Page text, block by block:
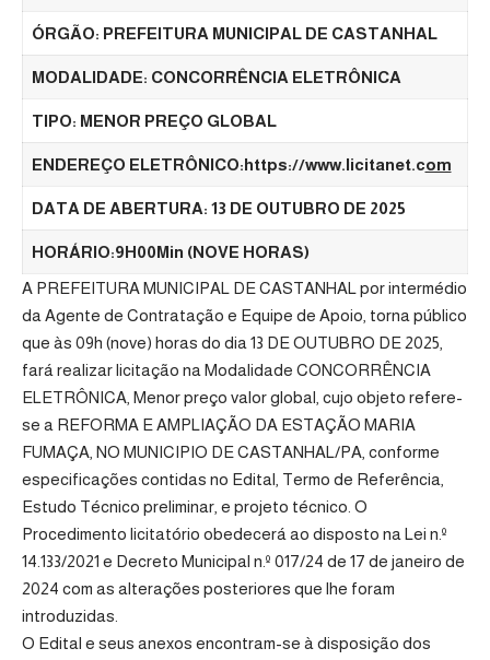
ÓRGÃO: PREFEITURA MUNICIPAL DE CASTANHAL
MODALIDADE: CONCORRÊNCIA ELETRÔNICA
TIPO: MENOR PREÇO GLOBAL
ENDEREÇO ELETRÔNICO:https://www.licitanet.com
DATA DE ABERTURA: 13 DE OUTUBRO DE 2025
HORÁRIO:9H00Min (NOVE HORAS)
A PREFEITURA MUNICIPAL DE CASTANHAL por intermédio
da Agente de Contratação e Equipe de Apoio, torna público
que às 09h (nove) horas do dia 13 DE OUTUBRO DE 2025,
fará realizar licitação na Modalidade CONCORRÊNCIA
ELETRÔNICA, Menor preço valor global, cujo objeto refere-
se a REFORMA E AMPLIAÇÃO DA ESTAÇÃO MARIA
FUMAÇA, NO MUNICIPIO DE CASTANHAL/PA, conforme
especificações contidas no Edital, Termo de Referência,
Estudo Técnico preliminar, e projeto técnico. O
Procedimento licitatório obedecerá ao disposto na Lei n.º
14.133/2021 e Decreto Municipal n.º 017/24 de 17 de janeiro de
2024 com as alterações posteriores que lhe foram
introduzidas.
O Edital e seus anexos encontram-se à disposição dos